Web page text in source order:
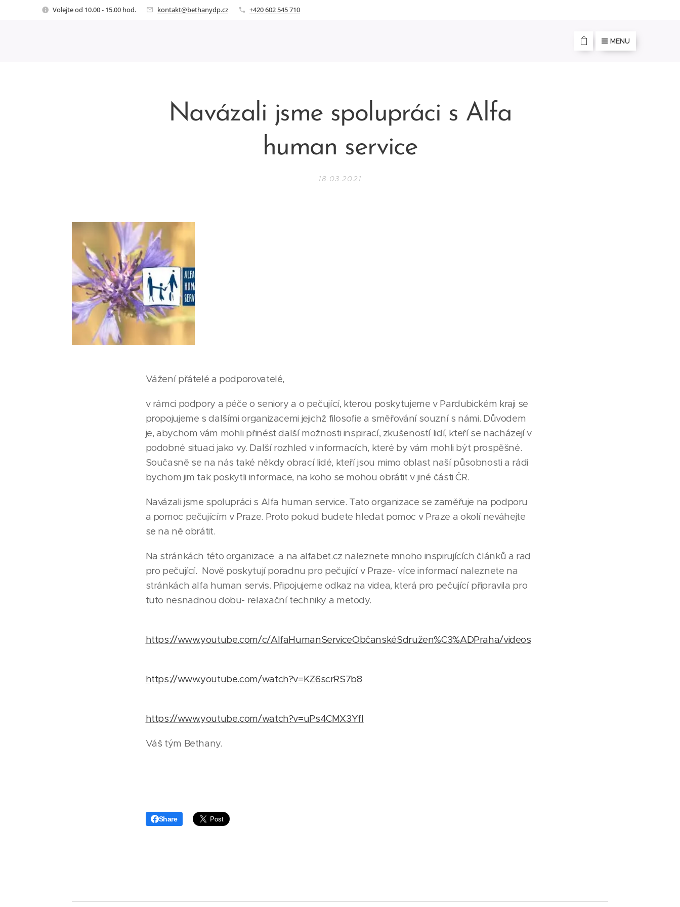
Volejte od 10.00 - 15.00 hod. kontakt@bethanydp.cz +420 602 545 710
MENU
Navázali jsme spolupráci s Alfa
human service
18.03.2021
Vážení přátelé a podporovatelé,
v rámci podpory a péče o seniory a o pečující, kterou poskytujeme v Pardubickém kraji se
propojujeme s dalšími organizacemi jejichž filosofie a směřování souzní s námi. Důvodem
je, abychom vám mohli přinést další možnosti inspirací, zkušeností lidí, kteří se nacházejí v
podobné situaci jako vy. Další rozhled v informacích, které by vám mohli být prospěšné.
Současně se na nás také někdy obrací lidé, kteří jsou mimo oblast naší působnosti a rádi
bychom jim tak poskytli informace, na koho se mohou obrátit v jiné části ČR.
Navázali jsme spolupráci s Alfa human service. Tato organizace se zaměřuje na podporu
a pomoc pečujícím v Praze. Proto pokud budete hledat pomoc v Praze a okolí neváhejte
se na ně obrátit.
Na stránkách této organizace a na alfabet.cz naleznete mnoho inspirujících článků a rad
pro pečující. Nově poskytují poradnu pro pečující v Praze- více informací naleznete na
stránkách alfa human servis. Připojujeme odkaz na videa, která pro pečující připravila pro
tuto nesnadnou dobu- relaxační techniky a metody.
https://www.youtube.com/c/AlfaHumanServiceObčanskéSdružen%C3%ADPraha/videos
https://www.youtube.com/watch?v=KZ6scrRS7b8
https://www.youtube.com/watch?v=uPs4CMX3YfI
Váš tým Bethany.
Share